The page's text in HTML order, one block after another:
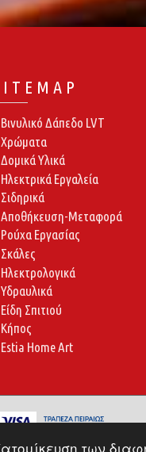
των
Βινυλικό Δάπεδο LVT
Χρώματα
Δομικά Υλικά
Ηλεκτρικά Εργαλεία
Σιδηρικά
Αποθήκευση-Μεταφορά
Ρούχα Εργασίας
Σκάλες
Ηλεκτρολογικά
Υδραυλικά
Είδη Σπιτιού
Κήπος
Estia Home Art